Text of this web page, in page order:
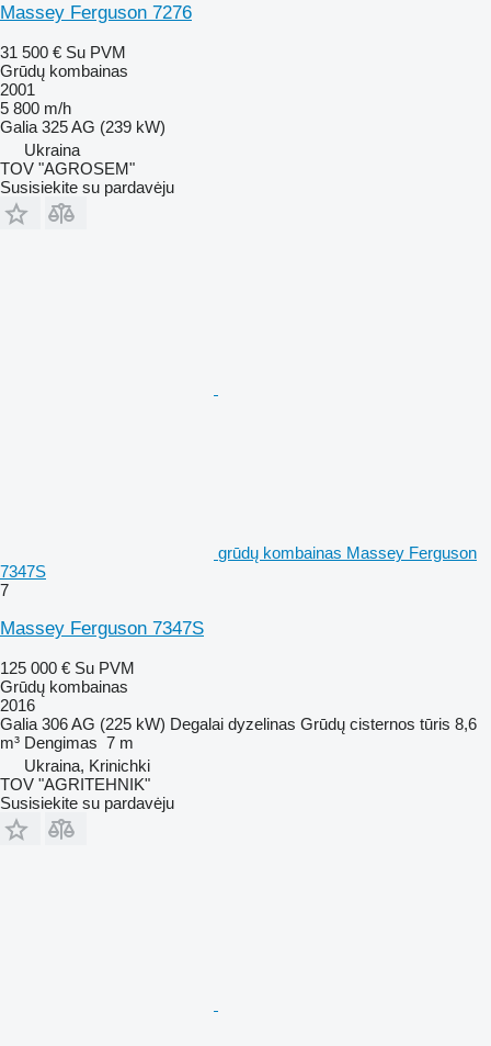
Massey Ferguson 7276
31 500 € Su PVM
Grūdų kombainas
2001
5 800 m/h
Galia 325 AG (239 kW)
Ukraina
TOV "AGROSEM"
Susisiekite su pardavėju
grūdų kombainas Massey Ferguson
7347S
7
Massey Ferguson 7347S
125 000 € Su PVM
Grūdų kombainas
2016
Galia 306 AG (225 kW) Degalai dyzelinas Grūdų cisternos tūris 8,6
m³ Dengimas 7 m
Ukraina, Krinichki
TOV "AGRITEHNIK"
Susisiekite su pardavėju